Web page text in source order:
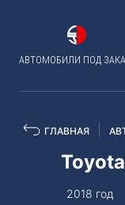
АВТОМОБИЛИ ПОД
ГЛАВНАЯ
2018 год